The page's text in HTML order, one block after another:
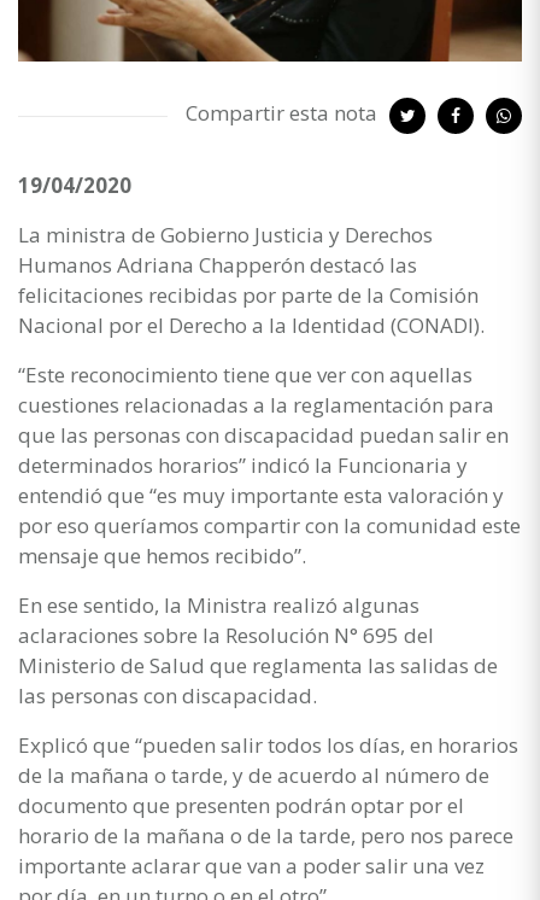
Compartir esta nota
19/04/2020
La ministra de Gobierno Justicia y Derechos
Humanos Adriana Chapperón destacó las
felicitaciones recibidas por parte de la Comisión
Nacional por el Derecho a la Identidad (CONADI).
“Este reconocimiento tiene que ver con aquellas
cuestiones relacionadas a la reglamentación para
que las personas con discapacidad puedan salir en
determinados horarios” indicó la Funcionaria y
entendió que “es muy importante esta valoración y
por eso queríamos compartir con la comunidad este
mensaje que hemos recibido”.
En ese sentido, la Ministra realizó algunas
aclaraciones sobre la Resolución N° 695 del
Ministerio de Salud que reglamenta las salidas de
las personas con discapacidad.
Explicó que “pueden salir todos los días, en horarios
de la mañana o tarde, y de acuerdo al número de
documento que presenten podrán optar por el
horario de la mañana o de la tarde, pero nos parece
importante aclarar que van a poder salir una vez